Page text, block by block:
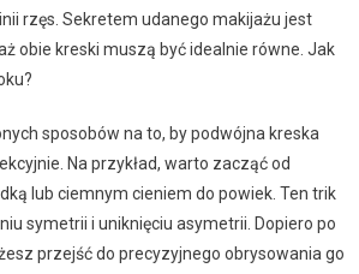
rzęs. Sekretem udanego makijażu jest
obie kreski muszą być idealnie równe. Jak
sposobów na to, by podwójna kreska
Na przykład, warto zacząć od
lub ciemnym cieniem do powiek. Ten trik
symetrii i uniknięciu asymetrii. Dopiero po
przejść do precyzyjnego obrysowania go